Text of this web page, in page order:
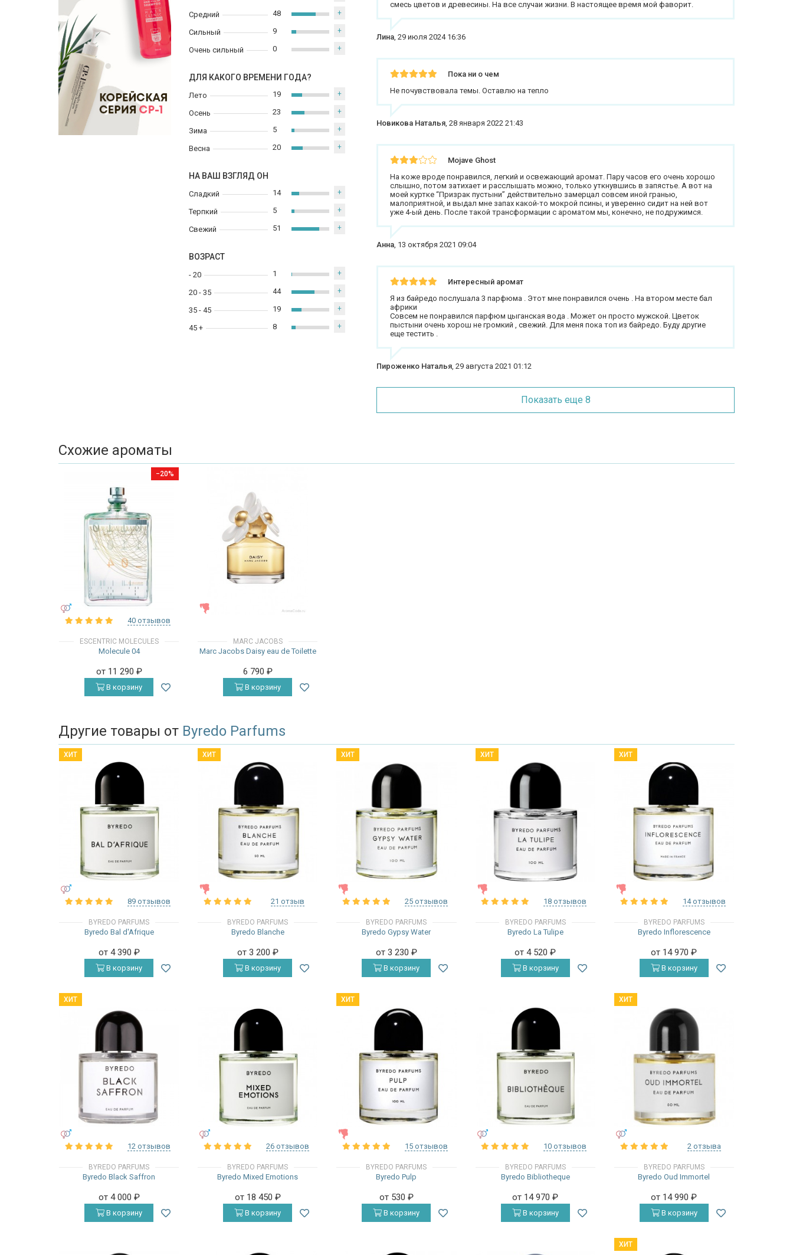
Средний
Сильный
Очень сильный
48 +
9 +
0 +
ДЛЯ КАКОГО ВРЕМЕНИ ГОДА?
Лето
Осень
Зима
Весна
19 +
23 +
5 +
20 +
НА ВАШ ВЗГЛЯД ОН
Сладкий
Терпкий
Свежий
14 +
5 +
51 +
ВОЗРАСТ
- 20
20 - 35
35 - 45
45 +
1 +
44 +
19 +
8 +
смесь цветов и древесины. На все случаи жизни. В настоящее время мой фаворит.
Лина,29 июля 2024 16:36
Пока ни о чем
Не почувствовала темы. Оставлю на тепло
Новикова Наталья,28 января 2022 21:43
Mojave Ghost
На коже вроде понравился, легкий и освежающий аромат. Пару часов его очень хорошо
слышно, потом затихает и расслышать можно, только уткнувшись в запястье. А вот на
моей куртке “Призрак пустыни” действительно замерцал совсем иной гранью,
малоприятной, и выдал мне запах какой-то мокрой псины, и уверенно сидит на ней вот
уже 4-ый день. После такой трансформации с ароматом мы, конечно, не подружимся.
Анна, 13 октября 2021 09:04
Интересный аромат
Я из байредо послушала 3 парфюма . Этот мне понравился очень . На втором месте бал
африки
Совсем не понравился парфюм цыганская вода . Может он просто мужской. Цветок
пыстыни очень хорош не громкий , свежий. Для меня пока топ из байредо. Буду другие
еще тестить .
Пироженко Наталья,29 августа 2021 01:12
Показать еще 8
Схожие ароматы
−20%
УНИСЕКС
40 отзывов
ESCENTRIC MOLECULES
Molecule 04
от 11 290 ₽
В корзину
MARC JACOBS
Marc Jacobs Daisy eau de Toilette
6 790 ₽
В корзину
Другие товары от Byredo Parfums
ХИТ
89 отзывов
BYREDO PARFUMS
Byredo Bal d'Afrique
от 4 390 ₽
В корзину
ХИТ
21 отзыв
BYREDO PARFUMS
Byredo Blanche
от 3 200 ₽
В корзину
ХИТ
25 отзывов
BYREDO PARFUMS
Byredo Gypsy Water
от 3 230 ₽
В корзину
ХИТ
18 отзывов
BYREDO PARFUMS
Byredo La Tulipe
от 4 520₽
В корзину
ХИТ
14 отзывов
BYREDO PARFUMS
Byredo Inflorescence
от 14 970₽
В корзину
ХИТ
12 отзывов
BYREDO PARFUMS
Byredo Black Saffron
от 4 000 ₽
В корзину
26 отзывов
BYREDO PARFUMS
Byredo Mixed Emotions
от 18 450 ₽
В корзину
ХИТ
15 отзывов
BYREDO PARFUMS
Byredo Pulp
от 530 ₽
В корзину
10 отзывов
BYREDO PARFUMS
Byredo Bibliotheque
от 14 970₽
В корзину
ХИТ
2 отзыва
BYREDO PARFUMS
Byredo Oud Immortel
от 14 990₽
В корзину
ХИТ